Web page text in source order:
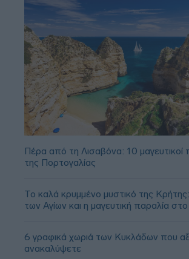
Πέρα από τη Λισαβόνα: 10 μαγευτικοί
της Πορτογαλίας
Το καλά κρυμμένο μυστικό της
των Αγίων και η μαγευτική παραλία
6 γραφικά χωριά των Κυκλάδων που
ανακαλύψετε